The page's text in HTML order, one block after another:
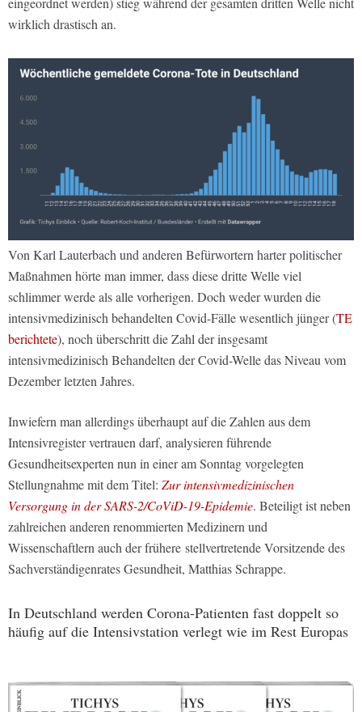
wirklich drastisch an.
Von Karl Lauterbach und anderen Befürwortern harter politischer
Maßnahmen hörte man immer, dass diese dritte Welle viel
schlimmer werde als alle vorherigen. Doch weder wurden die
intensivmedizinisch behandelten Covid-Fälle wesentlich jünger (TE
berichtete), noch überschritt die Zahl der insgesamt
intensivmedizinisch Behandelten der Covid-Welle das Niveau vom
Dezember letzten Jahres.
Inwiefern man allerdings überhaupt auf die Zahlen aus dem
Intensivregister vertrauen darf, analysieren führende
Gesundheitsexperten nun in einer am Sonntag vorgelegten
Stellungnahme mit dem Titel: Zur intensivmedizinischen
Versorgung in der SARS-2/CoViD-19-Epidemie. Beteiligt ist neben
zahlreichen anderen renommierten Medizinern und
Wissenschaftlern auch der frühere stellvertretende Vorsitzende des
Sachverständigenrates Gesundheit, Matthias Schrappe.
In Deutschland werden Corona-Patienten fast doppelt so
häufig auf die Intensivstation verlegt wie im Rest Europas